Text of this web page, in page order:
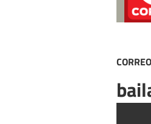
CORREO